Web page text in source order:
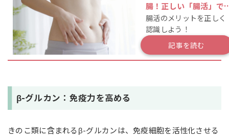
腸！正しい「腸活」で
のあらゆる不調から解
されよう
腸活のメリットを正しく
認識しよう！
記事を読む
β-グルカン：免疫力を高める
きのこ類に含まれるβ-グルカンは、免疫細胞を活性化させる